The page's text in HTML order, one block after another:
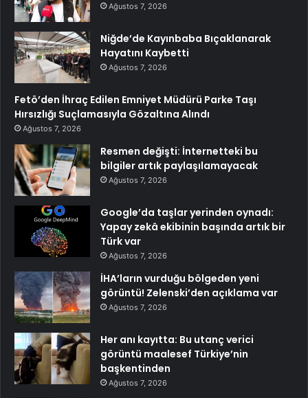
Ağustos 7, 2026
Niğde’de Kayınbaba Bıçaklanarak
Hayatını Kaybetti
Ağustos 7, 2026
Fetö’den İhraç Edilen Emniyet Müdürü Parke Taşı
Hırsızlığı Suçlamasıyla Gözaltına Alındı
Ağustos 7, 2026
Resmen değişti: İnternetteki bu
bilgiler artık paylaşılamayacak
Ağustos 7, 2026
Google’da taşlar yerinden oynadı:
Yapay zekâ ekibinin başında artık bir
Türk var
Ağustos 7, 2026
İHA’ların vurduğu bölgeden yeni
görüntü! Zelenski’den açıklama var
Ağustos 7, 2026
Her anı kayıtta: Bu utanç verici
görüntü maalesef Türkiye’nin
başkentinden
Ağustos 7, 2026